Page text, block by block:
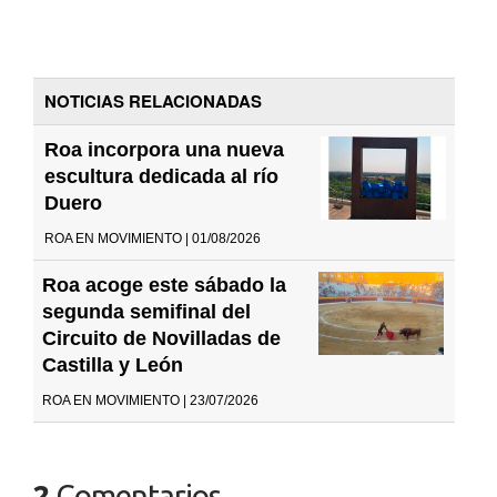
NOTICIAS RELACIONADAS
Roa incorpora una nueva
escultura dedicada al río
Duero
ROA EN MOVIMIENTO | 01/08/2026
Roa acoge este sábado la
segunda semifinal del
Circuito de Novilladas de
Castilla y León
ROA EN MOVIMIENTO | 23/07/2026